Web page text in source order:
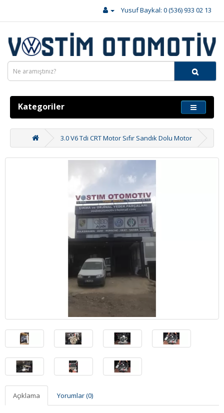
Yusuf Baykal: 0 (536) 933 02 13
Kategoriler
3.0 V6 Tdi CRT Motor Sıfır Sandık Dolu Motor
Açıklama Yorumlar (0)